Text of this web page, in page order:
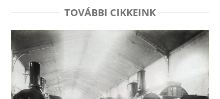
TOVÁBBI CIKKEINK